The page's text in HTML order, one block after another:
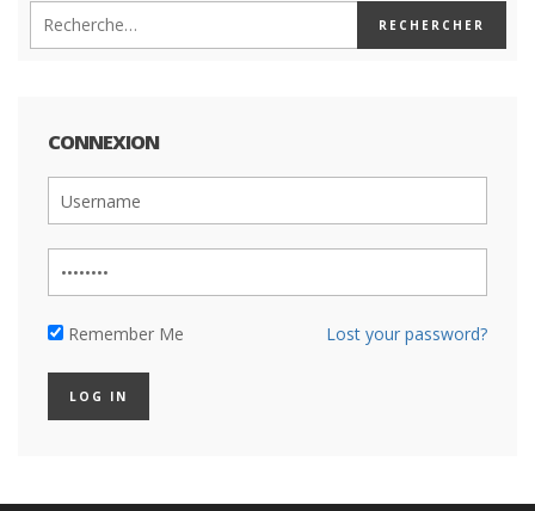
CONNEXION
Remember Me Lost your password?